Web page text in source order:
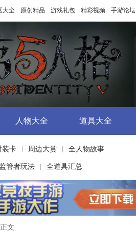
大全 原创精品 游戏礼包 精彩视频 手游论坛
人物大全 道具大全
装卡 周边大赏 全人物故事
监管者玩法 全道具汇总
正文